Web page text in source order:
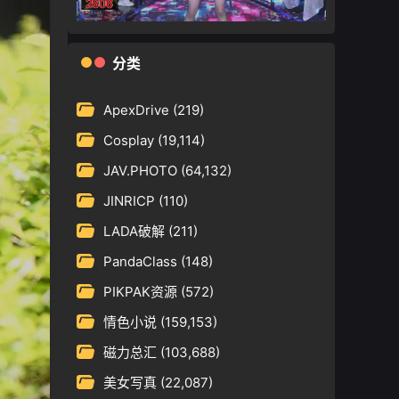
分类
ApexDrive (219)
Cosplay (19,114)
JAV.PHOTO (64,132)
JINRICP (110)
LADA破解 (211)
PandaClass (148)
PIKPAK资源 (572)
情色小说 (159,153)
磁力总汇 (103,688)
美女写真 (22,087)